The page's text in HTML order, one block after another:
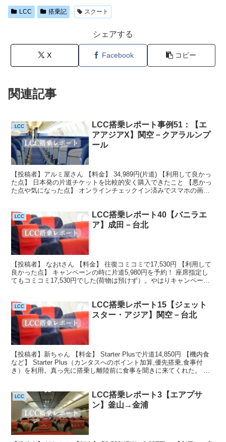
LCC 搭乗記 スクート
シェアする
X Facebook コピー
関連記事
LCC
LCC搭乗レポート事例51：【エ
アアジアX】関空－クアラルンプ
ール
【投稿者】アルミ屋さん 【料金】 34,989円(片道) 【利用して良かっ
た点】 日本発の片道チケットを比較的安く購入できたこと 【悪かっ
た点や気になった点】 オンラインチェックイン済みでスマホの画面
LCC
LCC搭乗レポート40【バニラエ
ア】成田－台北
【投稿者】 なおtさん 【料金】 往復コミコミで17,530円 【利用して
良かった点】 キャンペーンの時に片道5,980円を予約！ 座席指定し
てもコミコミ17,530円でした(荷物は預けず）。やはりキャンペーン
LCC
LCC搭乗レポート15【ジェット
スター・アジア】関空－台北
【投稿者】新ちゃん 【料金】 Starter Plusで片道14,850円 【機内食
など】 Starter Plus（カンタスへのポイント加算,優先搭乗,食事付
き）を利用。真っ先に搭乗し離陸前に食事を聞きに来てくれた。 食
LCC
LCC搭乗レポート3【エアプサ
ン】釜山→金浦